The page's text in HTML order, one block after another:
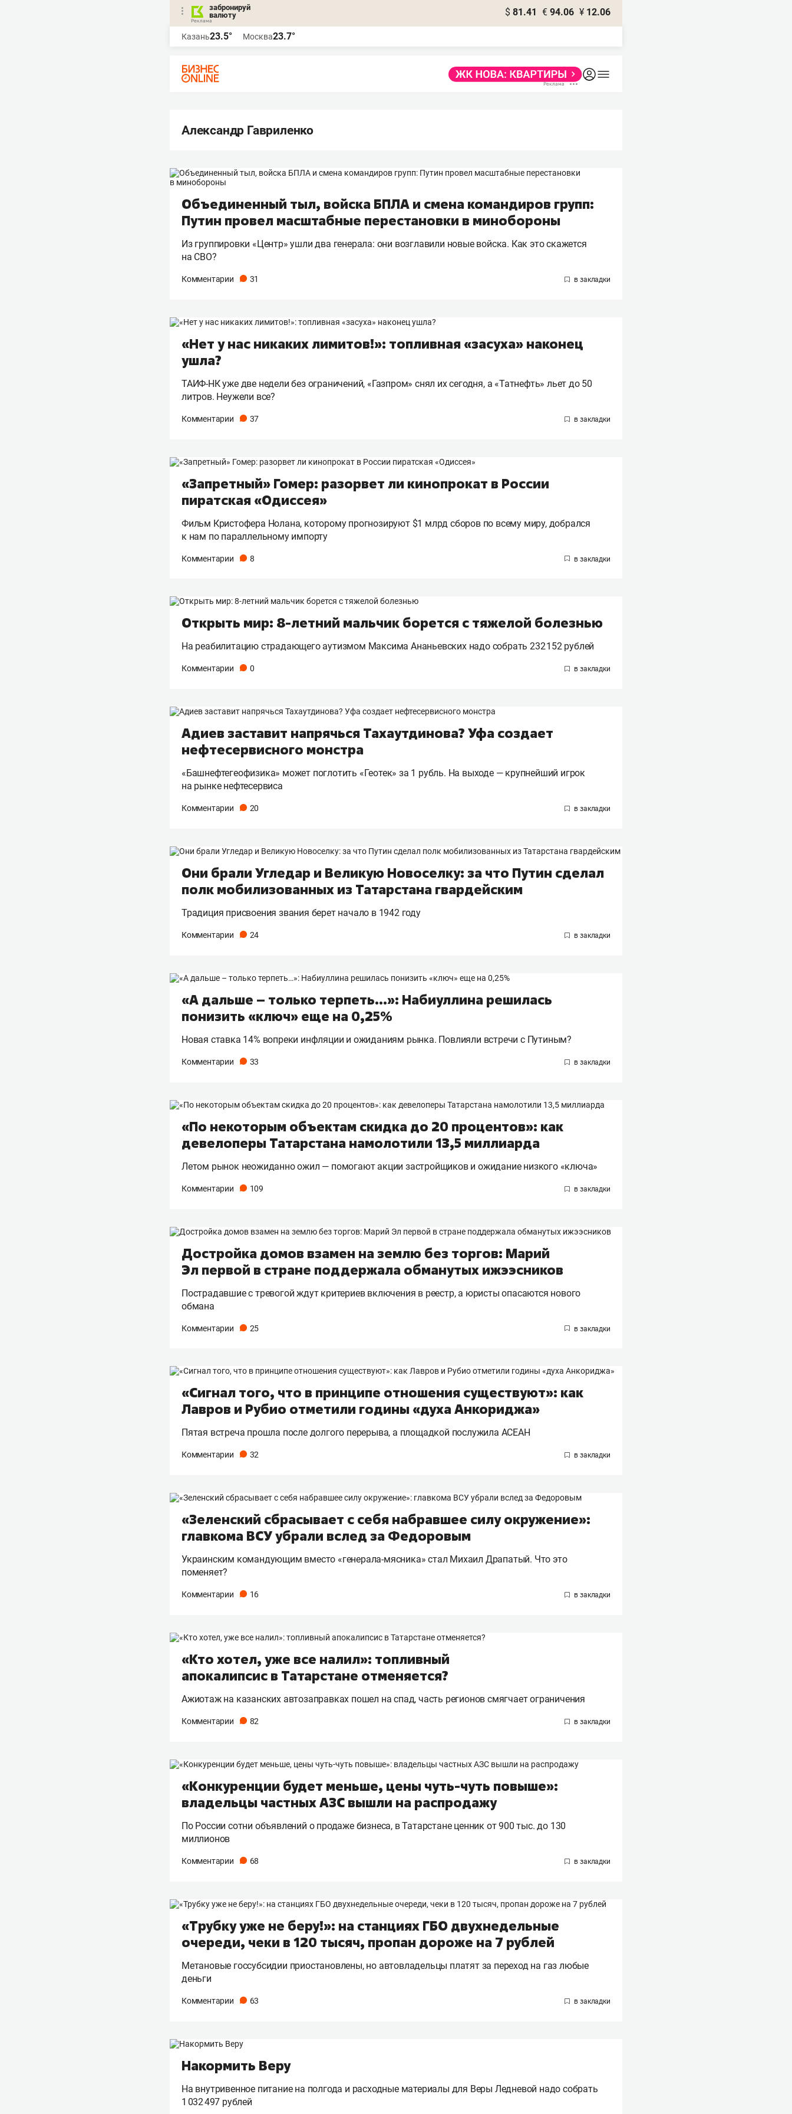
забронируй
валюту
$ 81.41 € 94.06 ¥ 12.06
Казань23.5° Москва23.7°
Александр Гавриленко
Объединенный тыл, войска БПЛА и смена командиров групп:
Путин провел масштабные перестановки в минобороны
Из группировки «Центр» ушли два генерала: они возглавили новые войска. Как это скажется
на СВО?
Комментарии 31
«Нет у нас никаких лимитов!»: топливная «засуха» наконец
ушла?
ТАИФ-НК уже две недели без ограничений, «Газпром» снял их сегодня, а «Татнефть» льет до 50
литров. Неужели все?
Комментарии 37
«Запретный» Гомер: разорвет ли кинопрокат в России
пиратская «Одиссея»
Фильм Кристофера Нолана, которому прогнозируют $1 млрд сборов по всему миру, добрался
к нам по параллельному импорту
Комментарии 8
Открыть мир: 8-летний мальчик борется с тяжелой болезнью
На реабилитацию страдающего аутизмом Максима Ананьевских надо собрать 232 152 рублей
Комментарии 0
Адиев заставит напрячься Тахаутдинова? Уфа создает
нефтесервисного монстра
«Башнефтегеофизика» может поглотить «Геотек» за 1 рубль. На выходе — крупнейший игрок
на рынке нефтесервиса
Комментарии 20
Они брали Угледар и Великую Новоселку: за что Путин сделал
полк мобилизованных из Татарстана гвардейским
Традиция присвоения звания берет начало в 1942 году
Комментарии 24
«А дальше – только терпеть…»: Набиуллина решилась
понизить «ключ» еще на 0,25%
Новая ставка 14% вопреки инфляции и ожиданиям рынка. Повлияли встречи с Путиным?
Комментарии 33
«По некоторым объектам скидка до 20 процентов»: как
девелоперы Татарстана намолотили 13,5 миллиарда
Летом рынок неожиданно ожил — помогают акции застройщиков и ожидание низкого «ключа»
Комментарии 109
Достройка домов взамен на землю без торгов: Марий
Эл первой в стране поддержала обманутых ижээсников
Пострадавшие с тревогой ждут критериев включения в реестр, а юристы опасаются нового
обмана
Комментарии 25
«Сигнал того, что в принципе отношения существуют»: как
Лавров и Рубио отметили годины «духа Анкориджа»
Пятая встреча прошла после долгого перерыва, а площадкой послужила АСЕАН
Комментарии 32
«Зеленский сбрасывает с себя набравшее силу окружение»:
главкома ВСУ убрали вслед за Федоровым
Украинским командующим вместо «генерала-мясника» стал Михаил Драпатый. Что это
поменяет?
Комментарии 16
«Кто хотел, уже все налил»: топливный
апокалипсис в Татарстане отменяется?
Ажиотаж на казанских автозаправках пошел на спад, часть регионов смягчает ограничения
Комментарии 82
«Конкуренции будет меньше, цены чуть-чуть повыше»:
владельцы частных АЗС вышли на распродажу
По России сотни объявлений о продаже бизнеса, в Татарстане ценник от 900 тыс. до 130
миллионов
Комментарии 68
«Трубку уже не беру!»: на станциях ГБО двухнедельные
очереди, чеки в 120 тысяч, пропан дороже на 7 рублей
Метановые госсубсидии приостановлены, но автовладельцы платят за переход на газ любые
деньги
Комментарии 63
Накормить Веру
На внутривенное питание на полгода и расходные материалы для Веры Ледневой надо собрать
1 032 497 рублей